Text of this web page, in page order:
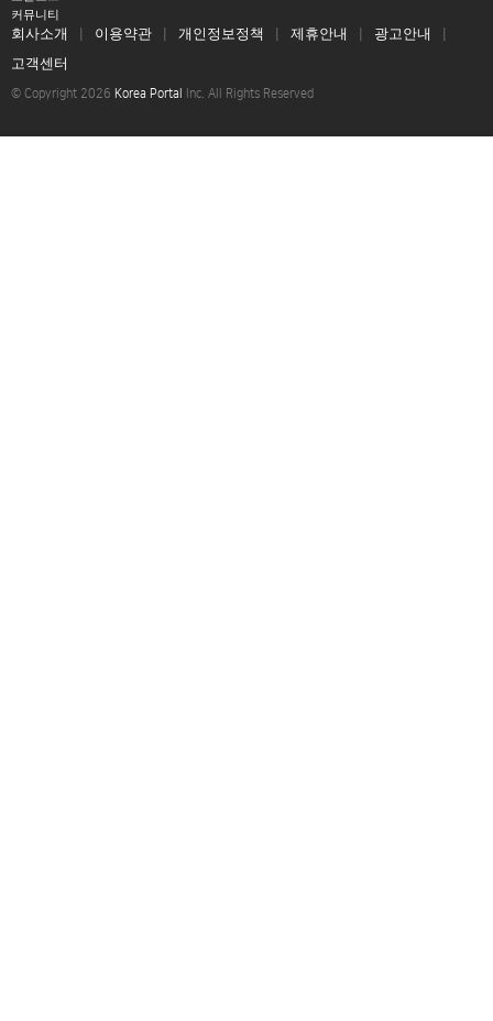
커뮤니티
회사소개 이용약관 개인정보정책 제휴안내
광고안내
고객센터
© Copyright 2026 Korea Portal Inc. All Rights Reserved